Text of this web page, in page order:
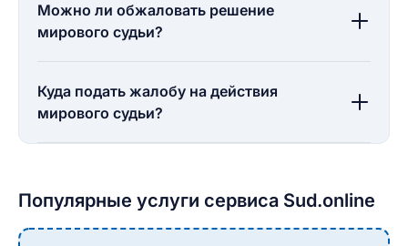
Можно ли обжаловать решение
мирового судьи?
Куда подать жалобу на действия
мирового судьи?
Популярные услуги сервиса Sud.online